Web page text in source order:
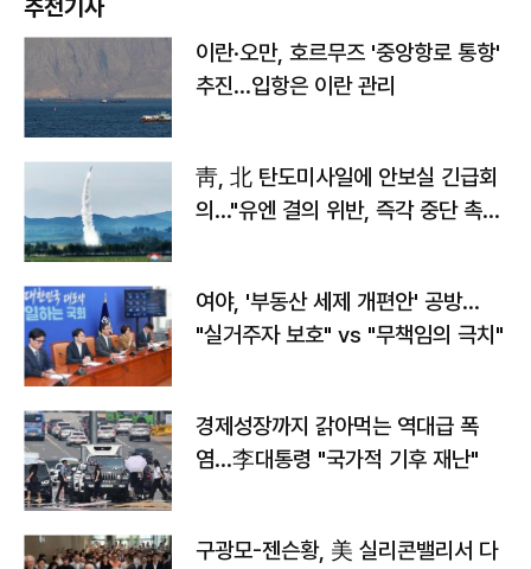
추천기사
이란·오만, 호르무즈 '중앙항로 통항'
추진…입항은 이란 관리
靑, 北 탄도미사일에 안보실 긴급회
의…"유엔 결의 위반, 즉각 중단 촉
여야, '부동산 세제 개편안' 공방…
"실거주자 보호" vs "무책임의 극치"
경제성장까지 갉아먹는 역대급 폭
염…李대통령 "국가적 기후 재난"
구광모-젠슨황, 美 실리콘밸리서 다